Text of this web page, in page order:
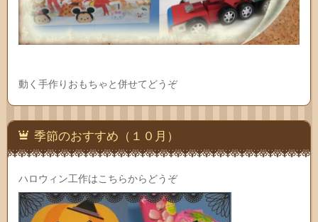
動く手作りおもちゃと併せてどうぞ
季節のおすすめ（１０月）
ハロウィン工作はこちらからどうぞ